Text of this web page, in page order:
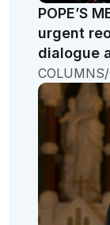
POPE’S
urgent
dialogue